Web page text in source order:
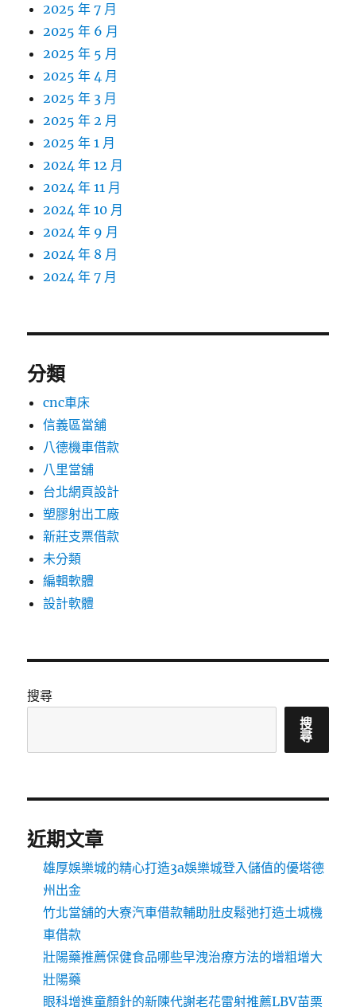
2025 年 7 月
2025 年 6 月
2025 年 5 月
2025 年 4 月
2025 年 3 月
2025 年 2 月
2025 年 1 月
2024 年 12 月
2024 年 11 月
2024 年 10 月
2024 年 9 月
2024 年 8 月
2024 年 7 月
分類
cnc車床
信義區當舖
八德機車借款
八里當舖
台北網頁設計
塑膠射出工廠
新莊支票借款
未分類
編輯軟體
設計軟體
搜尋
搜
尋
近期文章
雄厚娛樂城的精心打造3a娛樂城登入儲值的優塔德
州出金
竹北當舖的大寮汽車借款輔助肚皮鬆弛打造土城機
車借款
壯陽藥推薦保健食品哪些早洩治療方法的增粗增大
壯陽藥
眼科增進童顏針的新陳代謝老花雷射推薦LBV苗栗